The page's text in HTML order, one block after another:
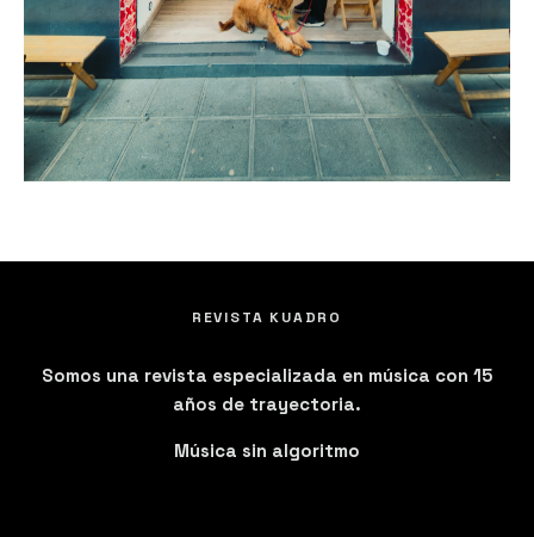
REVISTA KUADRO
Somos una revista especializada en música con 15
años de trayectoria.
Música sin algoritmo